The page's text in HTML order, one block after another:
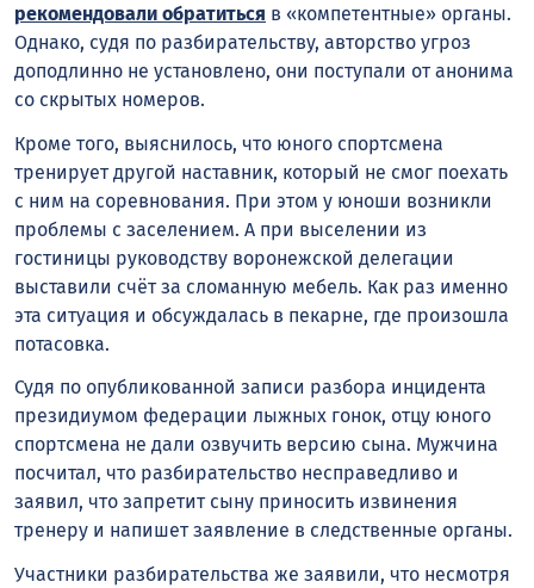
рекомендовали обратиться в «компетентные» органы.
Однако, судя по разбирательству, авторство угроз
доподлинно не установлено, они поступали от анонима
со скрытых номеров.
Кроме того, выяснилось, что юного спортсмена
тренирует другой наставник, который не смог поехать
с ним на соревнования. При этом у юноши возникли
проблемы с заселением. А при выселении из
гостиницы руководству воронежской делегации
выставили счёт за сломанную мебель. Как раз именно
эта ситуация и обсуждалась в пекарне, где произошла
потасовка.
Судя по опубликованной записи разбора инцидента
президиумом федерации лыжных гонок, отцу юного
спортсмена не дали озвучить версию сына. Мужчина
посчитал, что разбирательство несправедливо и
заявил, что запретит сыну приносить извинения
тренеру и напишет заявление в следственные органы.
Участники разбирательства же заявили, что несмотря